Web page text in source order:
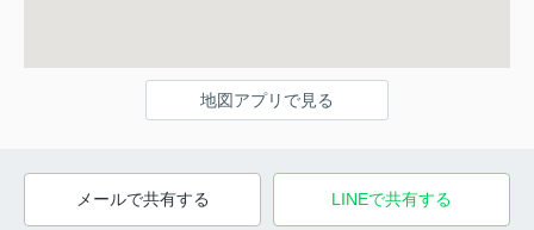
地図アプリで見る
メールで共有する LINEで共有する